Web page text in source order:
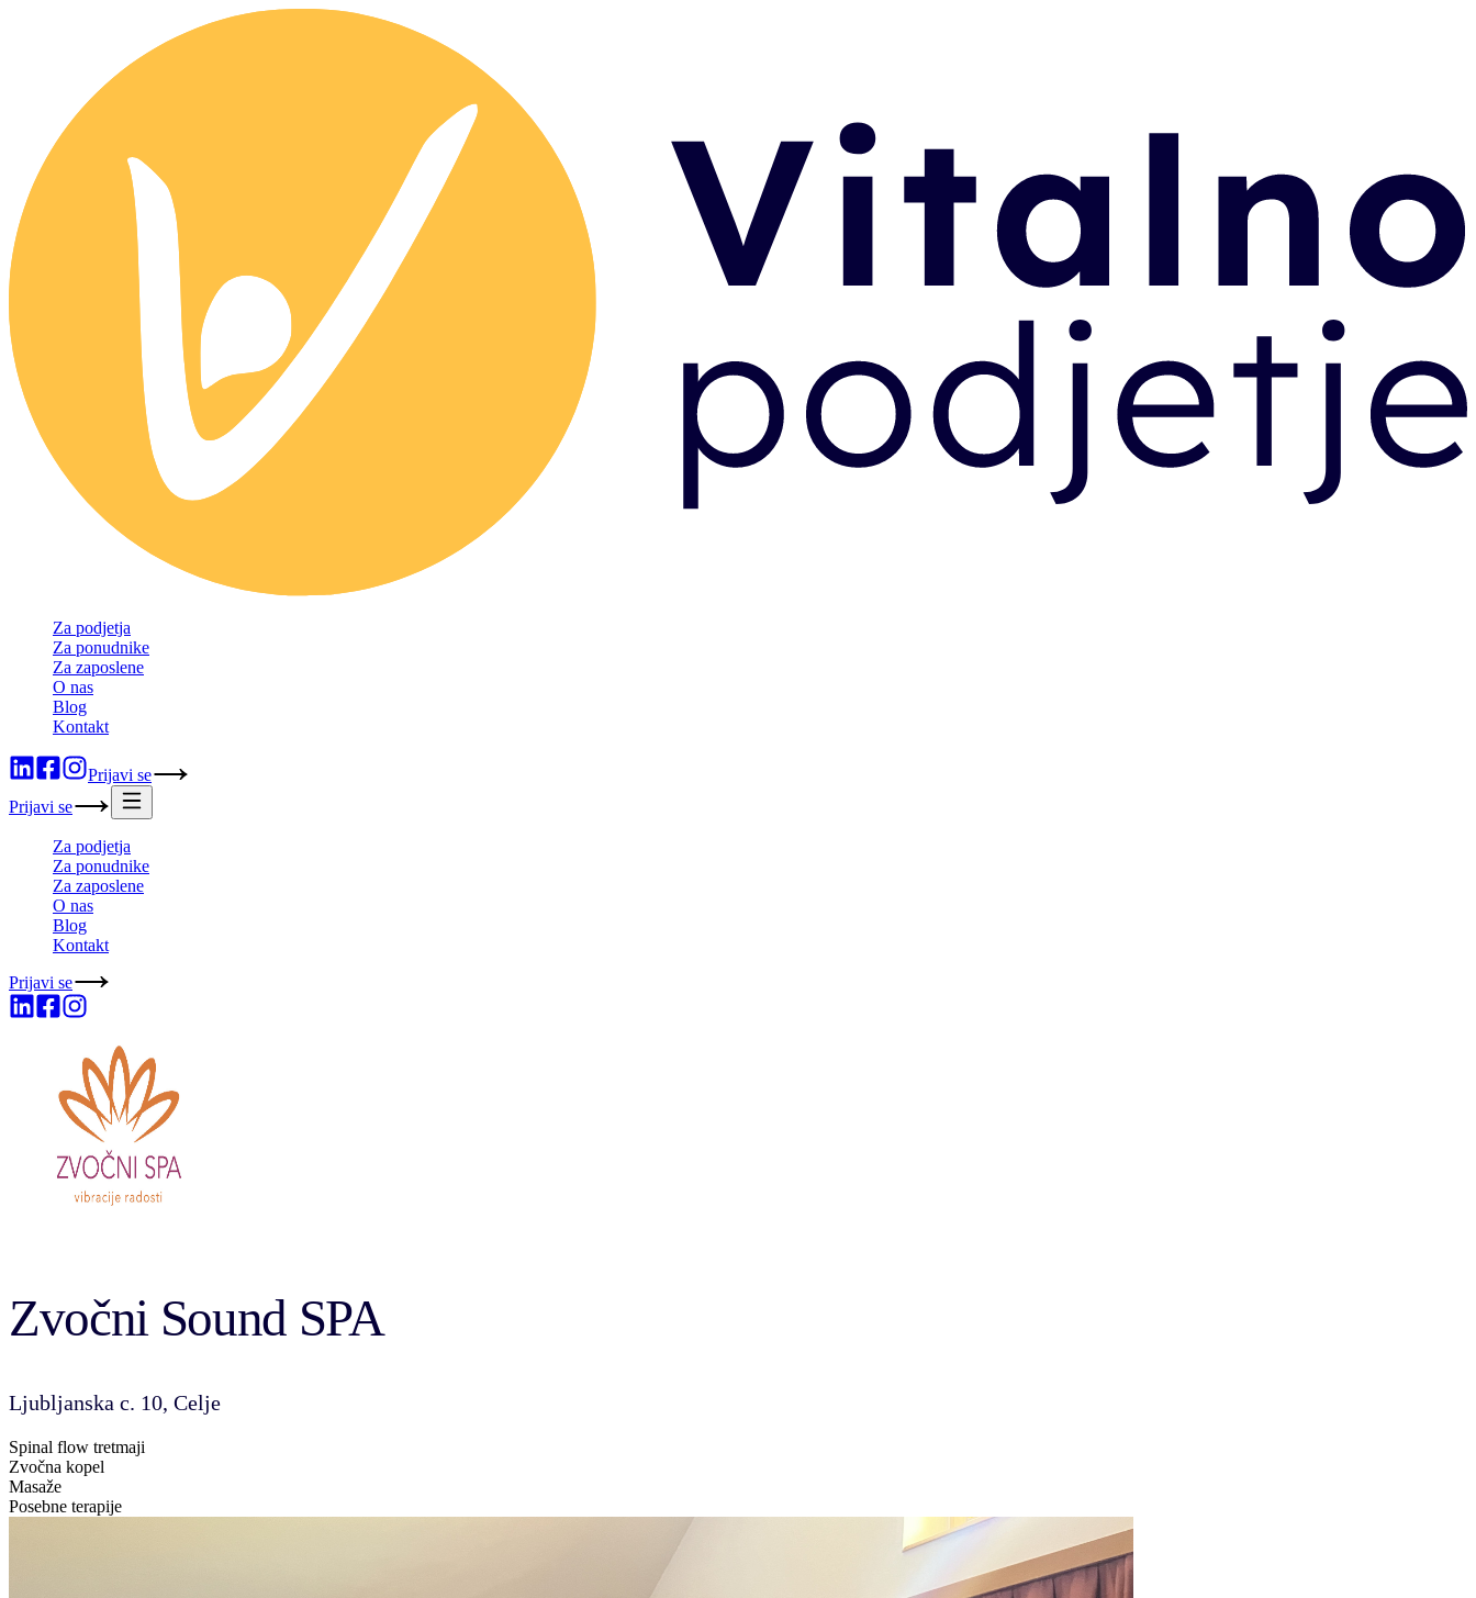
Za podjetja
Za ponudnike
Za zaposlene
O nas
Blog
Kontakt
Prijavi se
Prijavi se
Za podjetja
Za ponudnike
Za zaposlene
O nas
Blog
Kontakt
Prijavi se
Zvočni Sound SPA
Ljubljanska c. 10, Celje
Spinal flow tretmaji
Zvočna kopel
Masaže
Posebne terapije